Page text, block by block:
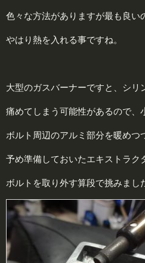
色々な方法がありますが最も良い
やはり熱を入れる事ですね。
大型のガスバーナーですと、シリ
痛めてしまう可能性があるので、
ボルト周辺のアルミ部分を暖めつ
予め準備しておいたエキストラク
ボルトを取り外す算段で挑みまし